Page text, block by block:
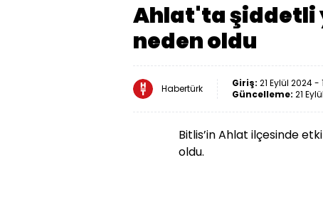
Ahlat'ta şiddetli
neden oldu
Habertürk Giriş: 21 Eylül 2024 -
Güncelleme: 21
Bitlis’in Ahlat ilçesinde
oldu.